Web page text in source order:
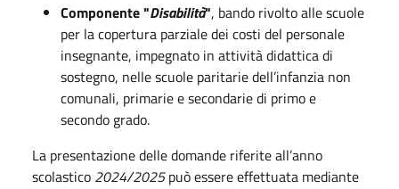
Componente "Disabilità", bando rivolto alle scuole
per la copertura parziale dei costi del personale
insegnante, impegnato in attività didattica di
sostegno, nelle scuole paritarie dell’infanzia non
comunali, primarie e secondarie di primo e
secondo grado.
La presentazione delle domande riferite all’anno
scolastico 2024/2025può essere effettuata mediante